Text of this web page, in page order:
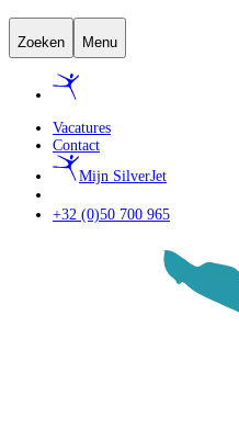
Zoeken Menu
Vacatures
Contact
Mijn SilverJet
+32 (0)50 700 965